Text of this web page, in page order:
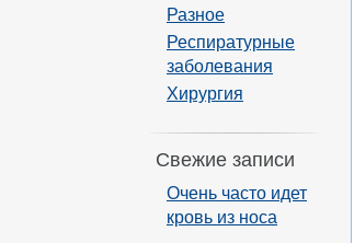
Разное
Респиратурные
заболевания
Хирургия
Свежие записи
Очень часто идет
кровь из носа